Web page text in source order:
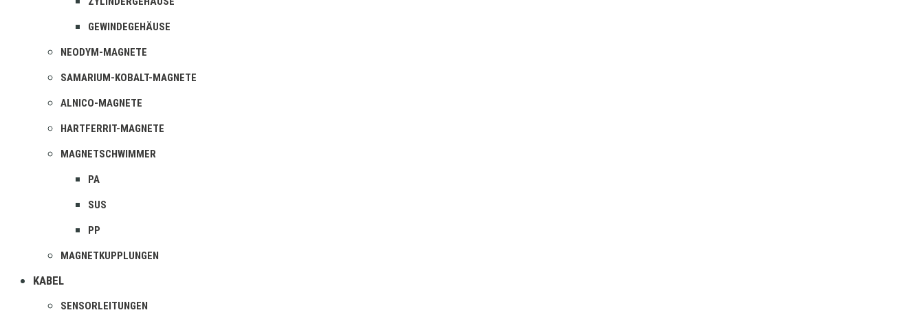
GEWINDEGEHÄUSE
NEODYM-MAGNETE
SAMARIUM-KOBALT-MAGNETE
ALNICO-MAGNETE
HARTFERRIT-MAGNETE
MAGNETSCHWIMMER
PA
SUS
PP
MAGNETKUPPLUNGEN
KABEL
SENSORLEITUNGEN